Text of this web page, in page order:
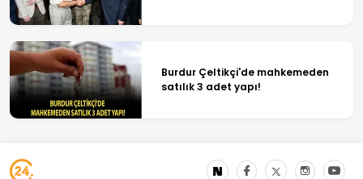
Burdur Çeltikçi'de mahkemeden
satılık 3 adet yapı!